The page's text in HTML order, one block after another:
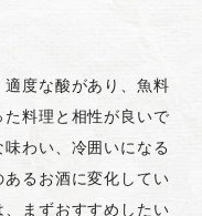
度な酸があり、魚料
料理と相性が良いで
わい、冷囲いになる
るお酒に変化してい
まずおすすめしたい